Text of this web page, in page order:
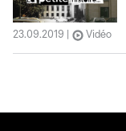
23.09.2019 Vidéo